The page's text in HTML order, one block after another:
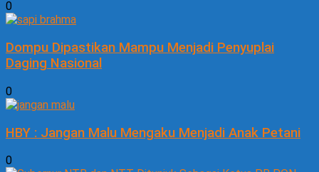
0
Dompu Dipastikan Mampu Menjadi Penyuplai
Daging Nasional
0
HBY : Jangan Malu Mengaku Menjadi Anak Petani
0